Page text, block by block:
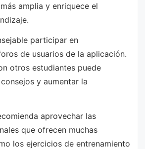
amplia y enriquece el
participar en
de usuarios de la aplicación.
otros estudiantes puede
y aumentar la
aprovechar las
que ofrecen muchas
los ejercicios de entrenamiento